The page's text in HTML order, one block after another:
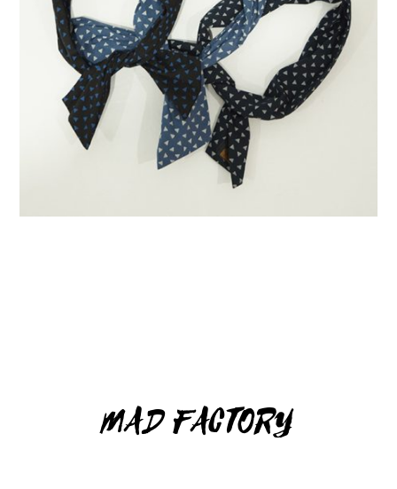
MAD FACTORY